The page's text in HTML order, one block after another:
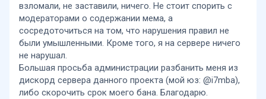
взломали, не заставили, ничего. Не стоит спорить с
модераторами о содержании мема, а
сосредоточиться на том, что нарушения правил не
были умышленными. Кроме того, я на сервере ничего
не нарушал.
Большая просьба администрации разбанить меня из
дискорд сервера данного проекта (мой юз: @i7mba),
либо скорочить срок моего бана. Благодарю.